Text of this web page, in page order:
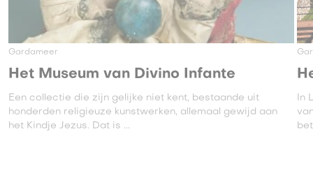
Gardameer
Het Museum van Divino Infante
Een collectie die zijn gelijke niet kent, bestaande uit
honderden religieuze kunstwerken, allemaal gewijd aan
het Kindje Jezus. Dat is ...
In